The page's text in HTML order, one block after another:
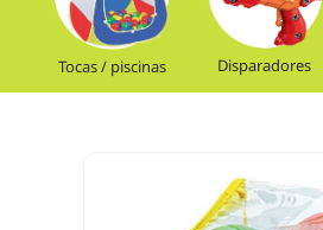
Tocas / piscinas Disparadores